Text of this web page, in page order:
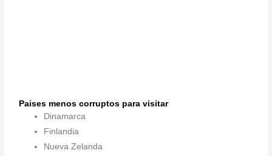
Paises menos corruptos para visitar
Dinamarca
Finlandia
Nueva Zelanda